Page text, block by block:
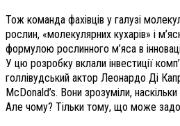
Тож команда фахівців у галузі
рослин, «молекулярних кухарів» і
формулою рослинного м’яса в
У цю розробку вклали інвестиції
голлівудський актор Леонардо Ді
McDonald’s. Вони зрозуміли,
Але чому? Тільки тому, що може